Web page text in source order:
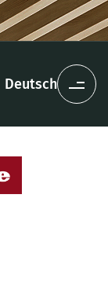
Deutsch